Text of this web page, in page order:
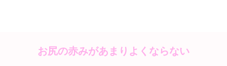
お尻の赤みがあまりよくならない